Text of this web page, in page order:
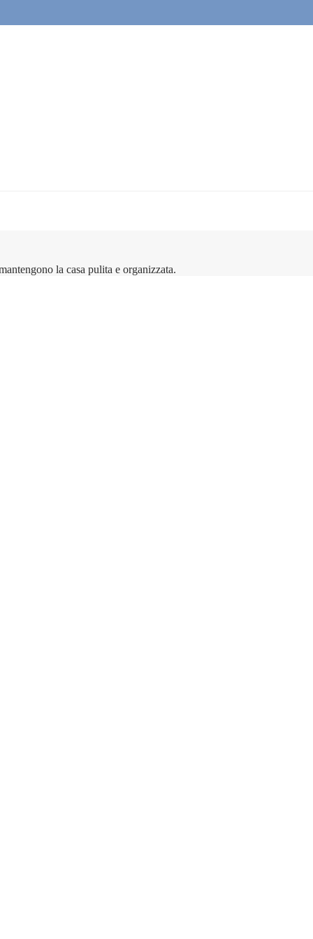
la casa pulita e organizzata.